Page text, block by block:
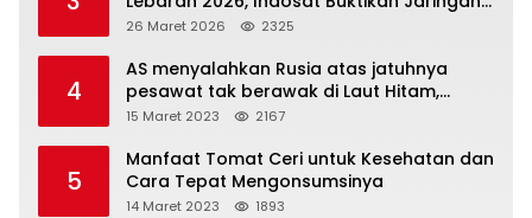
Tangguh Layani Jutaan Pemudik
26 Maret 2026 2325
4
AS menyalahkan Rusia atas jatuhnya
pesawat tak berawak di Laut Hitam,
Moskow menyangkal
15 Maret 2023 2167
5
Manfaat Tomat Ceri untuk Kesehatan dan
Cara Tepat Mengonsumsinya
14 Maret 2023 1893